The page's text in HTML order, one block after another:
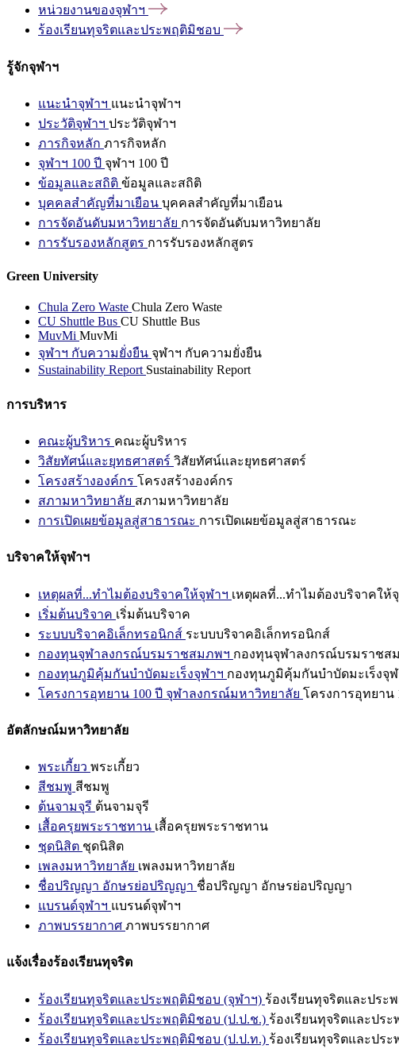
หน่วยงานของจุฬาฯ
ร้องเรียนทุจริตและประพฤติมิชอบ
รู้จักจุฬาฯ
แนะนำจุฬาฯ แนะนำจุฬาฯ
ประวัติจุฬาฯ ประวัติจุฬาฯ
ภารกิจหลัก ภารกิจหลัก
จุฬาฯ 100 ปี จุฬาฯ 100 ปี
ข้อมูลและสถิติ ข้อมูลและสถิติ
บุคคลสำคัญที่มาเยือน บุคคลสำคัญที่มาเยือน
การจัดอันดับมหาวิทยาลัย การจัดอันดับมหาวิทยาลัย
การรับรองหลักสูตร การรับรองหลักสูตร
Green University
Chula Zero Waste Chula Zero Waste
CU Shuttle Bus CU Shuttle Bus
MuvMi MuvMi
จุฬาฯ กับความยั่งยืน จุฬาฯ กับความยั่งยืน
Sustainability Report Sustainability Report
การบริหาร
คณะผู้บริหาร คณะผู้บริหาร
วิสัยทัศน์และยุทธศาสตร์ วิสัยทัศน์และยุทธศาสตร์
โครงสร้างองค์กร โครงสร้างองค์กร
สภามหาวิทยาลัย สภามหาวิทยาลัย
การเปิดเผยข้อมูลสู่สาธารณะ การเปิดเผยข้อมูลสู่สาธารณะ
บริจาคให้จุฬาฯ
เหตุผลที่...ทำไมต้องบริจาคให้จุฬาฯ เหตุผลที่...ทำไมต้องบริจาคให้
เริ่มต้นบริจาค เริ่มต้นบริจาค
ระบบบริจาคอิเล็กทรอนิกส์ ระบบบริจาคอิเล็กทรอนิกส์
กองทุนจุฬาลงกรณ์บรมราชสมภพฯ กองทุนจุฬาลงกรณ์บรมราชส
กองทุนภูมิคุ้มกันบำบัดมะเร็งจุฬาฯ กองทุนภูมิคุ้มกันบำบัดมะเร็งจุฬ
โครงการอุทยาน 100 ปี จุฬาลงกรณ์มหาวิทยาลัย โครงการอุทยาน
อัตลักษณ์มหาวิทยาลัย
พระเกี้ยว พระเกี้ยว
สีชมพู สีชมพู
ต้นจามจุรี ต้นจามจุรี
เสื้อครุยพระราชทาน เสื้อครุยพระราชทาน
ชุดนิสิต ชุดนิสิต
เพลงมหาวิทยาลัย เพลงมหาวิทยาลัย
ชื่อปริญญา อักษรย่อปริญญา ชื่อปริญญา อักษรย่อปริญญา
แบรนด์จุฬาฯ แบรนด์จุฬาฯ
ภาพบรรยากาศ ภาพบรรยากาศ
แจ้งเรื่องร้องเรียนทุจริต
ร้องเรียนทุจริตและประพฤติมิชอบ (จุฬาฯ) ร้องเรียนทุจริตและประ
ร้องเรียนทุจริตและประพฤติมิชอบ (ป.ป.ช.) ร้องเรียนทุจริตและปร
ร้องเรียนทุจริตและประพฤติมิชอบ (ป.ป.ท.) ร้องเรียนทุจริตและปร